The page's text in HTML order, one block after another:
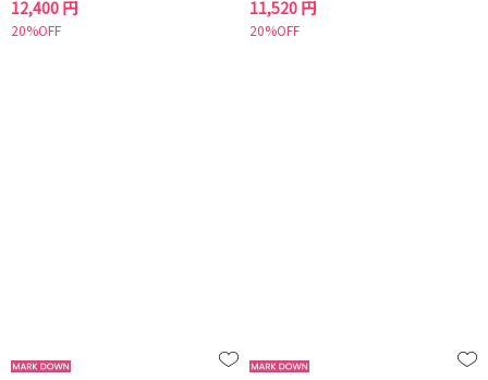
12,400 円
20%OFF
11,520 円
20%OFF